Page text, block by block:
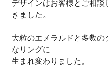
デザインはお客様とご相
きました。
大粒のエメラルドと多数
なリングに
生まれ変わりました。